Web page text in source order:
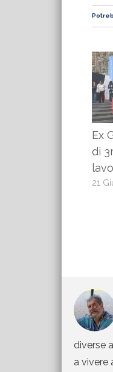
Ex
di
21
diverse
a vivere